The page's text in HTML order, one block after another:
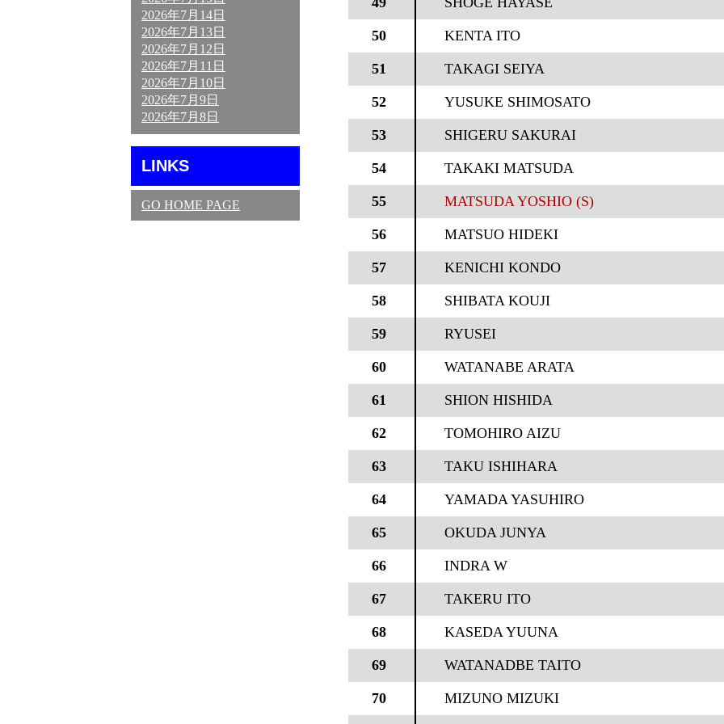
2026年7月14日
2026年7月13日
2026年7月12日
2026年7月11日
2026年7月10日
2026年7月9日
2026年7月8日
LINKS
GO HOME PAGE
50 KENTA ITO
51 TAKAGI SEIYA
52 YUSUKE SHIMOSATO
53 SHIGERU SAKURAI
54 TAKAKI MATSUDA
55 MATSUDA YOSHIO (S)
56 MATSUO HIDEKI
57 KENICHI KONDO
58 SHIBATA KOUJI
59 RYUSEI
60 WATANABE ARATA
61 SHION HISHIDA
62 TOMOHIRO AIZU
63 TAKU ISHIHARA
64 YAMADA YASUHIRO
65 OKUDA JUNYA
66 INDRA W
67 TAKERU ITO
68 KASEDA YUUNA
69 WATANADBE TAITO
70 MIZUNO MIZUKI